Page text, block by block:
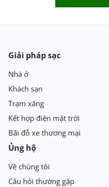
Giải pháp sạc
Nhà ở
Khách sạn
Trạm xăng
Kết hợp điện mặt trời
Bãi đỗ xe thương mại
Ủng hộ
Về chúng tôi
Câu hỏi thường gặp